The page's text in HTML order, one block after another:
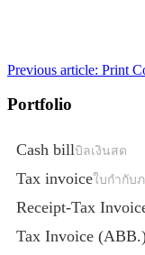
Previous article: Print
Portfolio
Cash billบิลเงินสด
Tax invoiceใบกำกับ
Receipt-Tax
Tax Invoice